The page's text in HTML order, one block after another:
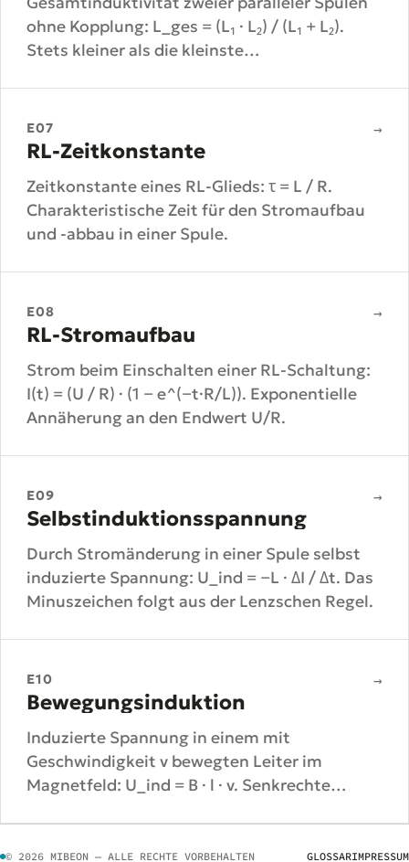
ohne Kopplung: L_ges = (L₁ · L₂) / (L₁ + L₂).
Stets kleiner als die kleinste
E07 →
RL-Zeitkonstante
Zeitkonstante eines RL-Glieds: τ = L / R.
Charakteristische Zeit für den Stromaufbau
und -abbau in einer Spule.
E08 →
RL-Stromaufbau
Strom beim Einschalten einer RL-Schaltung:
I(t) = (U / R) · (1 − e^(−t·R/L)). Exponentielle
Annäherung an den Endwert U/R.
E09 →
Selbstinduktionsspannung
Durch Stromänderung in einer Spule selbst
induzierte Spannung: U_ind = −L · ΔI / Δt. Das
Minuszeichen folgt aus der Lenzschen Regel.
E10 →
Bewegungsinduktion
Induzierte Spannung in einem mit
Geschwindigkeit v bewegten Leiter im
Magnetfeld: U_ind = B · l · v. Senkrechte
© 2026 MIBEON — ALLE RECHTE VORBEHALTEN GLOSSARIMPRESSUM